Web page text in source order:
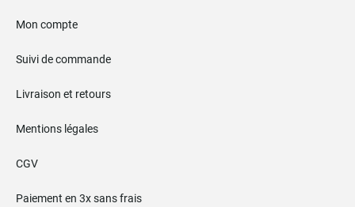
Mon compte
Suivi de commande
Livraison et retours
Mentions légales
CGV
Paiement en 3x sans frais